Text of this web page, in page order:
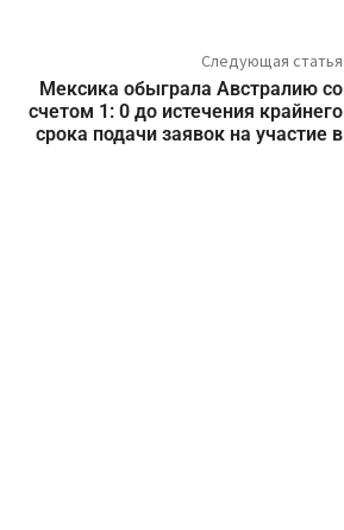
Следующая статья
Мексика обыграла Австралию со
счетом 1: 0 до истечения крайнего
срока подачи заявок на участие в